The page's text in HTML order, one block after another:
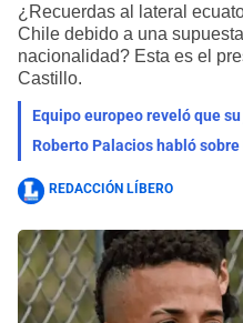
¿Recuerdas al lateral
Chile debido a una
nacionalidad? Esta es el
Castillo.
REDACCIÓN LÍBERO